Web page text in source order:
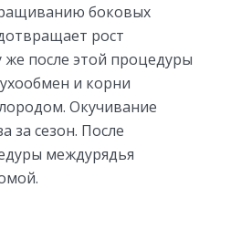
боковых
рост
же после этой процедуры
и корни
Окучивание
за сезон. После
междурядья